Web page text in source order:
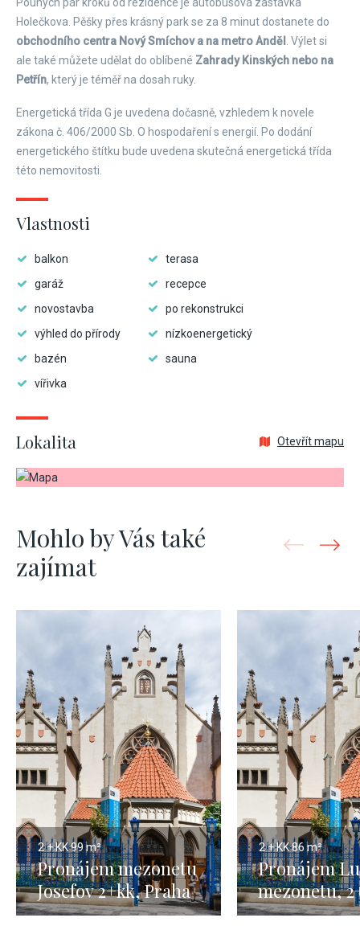
Holečkova. Pěšky přes krásný park se za 8 minut dostanete do
obchodního centra Nový Smíchov a na metro Anděl
. Výlet si
ale také můžete udělat do oblíbené Zahrady Kinských nebo na
Petřín, který je téměř na dosah ruky.
Energetická třída G je uvedena dočasně, vzhledem k novele
zákona č. 406/2000 Sb. O hospodaření s energií. Po dodání
energetického štítku bude uvedena skutečná energetická třída
této nemovitosti.
Vlastnosti
balkon
terasa
garáž
recepce
novostavba
po rekonstrukci
výhled do přírody
nízkoenergetický
bazén
sauna
vířivka
Lokalita Otevřít mapu
Mohlo by Vás také
zajímat
2 + KK99 m²
Pronájem mezonetu
Josefov 2+kk, Praha
1, Josefov, 99m2
2 + KK86 m²
Pronájem
mezonetu,
Praha 1,